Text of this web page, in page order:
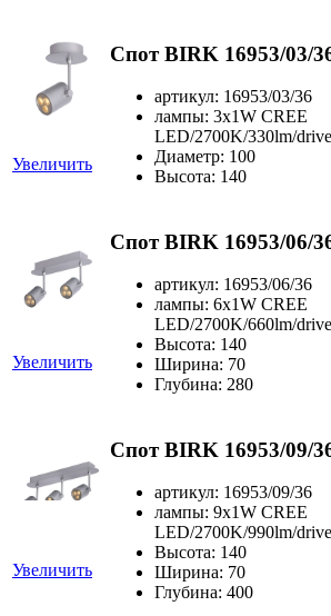
Увеличить
Спот BIRK 16953/03/
артикул: 16953/03/36
лампы: 3x1W CREE
LED/2700K/330lm/
Диаметр: 100
Высота: 140
Увеличить
Спот BIRK 16953/06/
артикул: 16953/06/36
лампы: 6x1W CREE
LED/2700K/660lm/
Высота: 140
Ширина: 70
Глубина: 280
Увеличить
Спот BIRK 16953/09/
артикул: 16953/09/36
лампы: 9x1W CREE
LED/2700K/990lm/
Высота: 140
Ширина: 70
Глубина: 400